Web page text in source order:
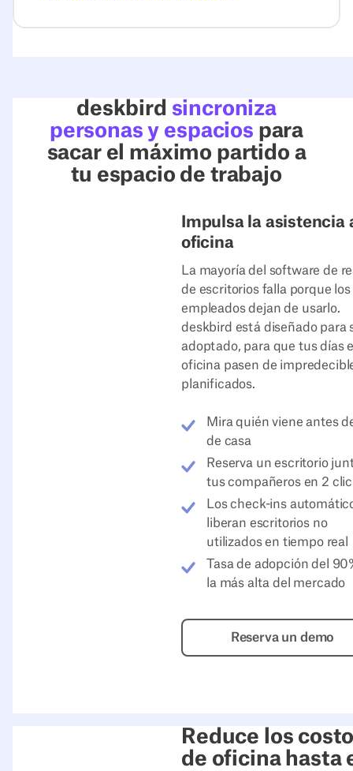
deskbird sincroniza
personas y espacios para
sacar el máximo partido a
tu espacio de trabajo
Impulsa la asistencia
oficina
La mayoría del software de
de escritorios falla porque los
empleados dejan de usarlo.
deskbird está diseñado para
adoptado, para que tus días
oficina pasen de
planificados.
Mira quién viene antes
de casa
Reserva un escritorio
tus compañeros en 2
Los check-ins
liberan escritorios no
utilizados en tiempo real
Tasa de adopción del
la más alta del mercado
Reserva un demo
Reduce los
de oficina hasta